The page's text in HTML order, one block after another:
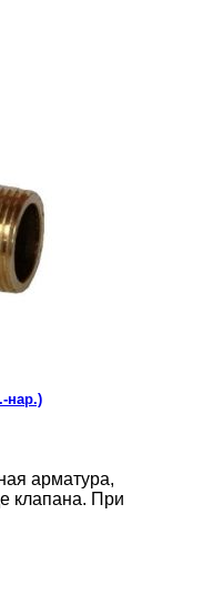
нар.)
арматура,
клапана. При